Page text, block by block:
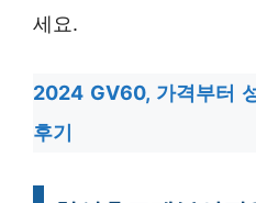
세요.
2024 GV60, 가격부터
후기